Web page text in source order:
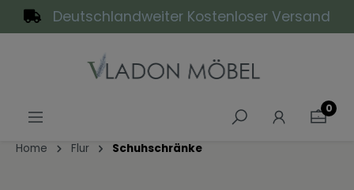
springenDeutschlandweiter Kostenloser Versand
0
Home Flur Schuhschränke